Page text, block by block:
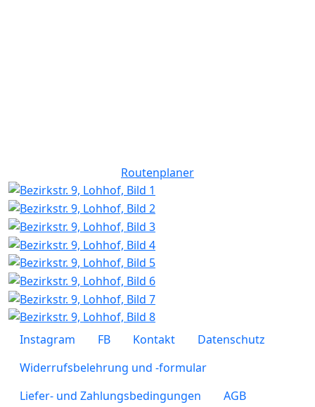
Routenplaner
Fußzeilenmenü
Instagram FB Kontakt
Datenschutz
Widerrufsbelehrung und -formular
Liefer- und Zahlungsbedingungen
AGB